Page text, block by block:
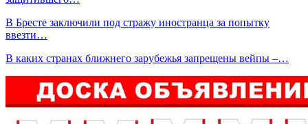
В Бресте заключили под стражу иностранца за попытку
ввезти…
В каких странах ближнего зарубежья запрещены вейпы –…